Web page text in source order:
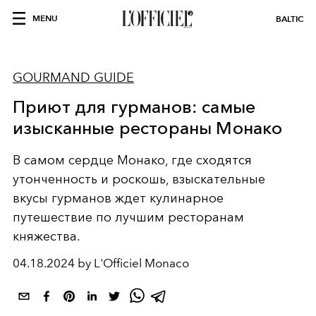
MENU BALTIC
GOURMAND GUIDE
Приют для гурманов: самые
изысканные рестораны Монако
В самом сердце Монако, где сходятся
утонченность и роскошь, взыскательные
вкусы гурманов ждет кулинарное
путешествие по лучшим ресторанам
княжества.
04.18.2024 by L'Officiel Monaco